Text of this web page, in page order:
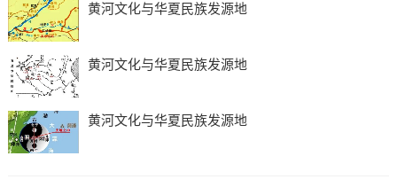
黄河文化与华夏民族发源地
黄河文化与华夏民族发源地
黄河文化与华夏民族发源地